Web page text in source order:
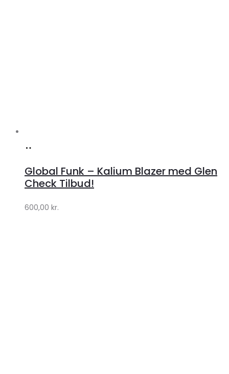
Lykke
Lykke
Global Funk – Kalium Blazer med Glen
Check Tilbud!
600,00 kr.